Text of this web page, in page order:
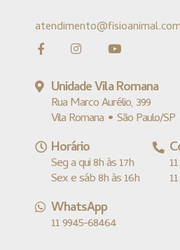
atendimento@fisioanimal.com
Unidade Vila Romana
Rua Marco Aurélio, 399
Vila Romana • São Paulo/SP
Horário
Seg a qui 8h às 17h
Sex e sáb 8h às 16h
WhatsApp
11 9945-68464